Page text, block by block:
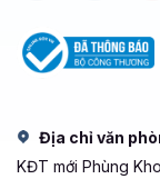
Địa chỉ văn
KĐT mới Phùng